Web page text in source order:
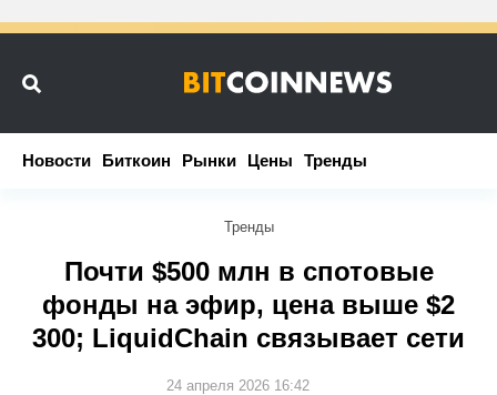
Новости Биткоин Рынки Цены Тренды
Новости Биткоин Рынки Цены Тренды
Тренды
Почти $500 млн в спотовые
фонды на эфир, цена выше $2
300; LiquidChain связывает сети
24 апреля 2026 16:42